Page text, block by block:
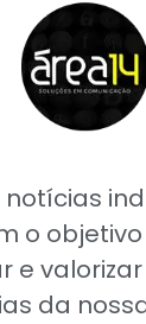
notícias
o
e valorizar
da